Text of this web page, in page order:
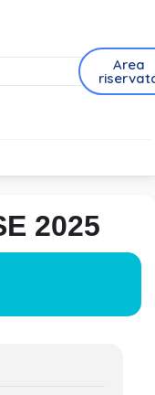
Area
2025